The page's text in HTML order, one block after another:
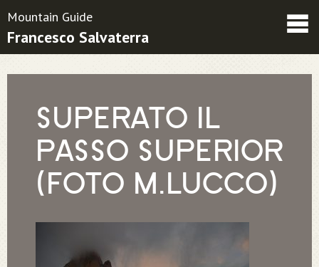
Friends
Mountain Guide
Francesco Salvaterra
SUPERATO IL
PASSO SUPERIOR
(FOTO M.LUCCO)